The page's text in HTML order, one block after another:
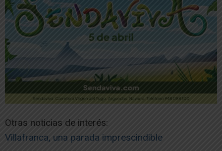
Otras noticias de interés:
Villafranca, una parada imprescindible